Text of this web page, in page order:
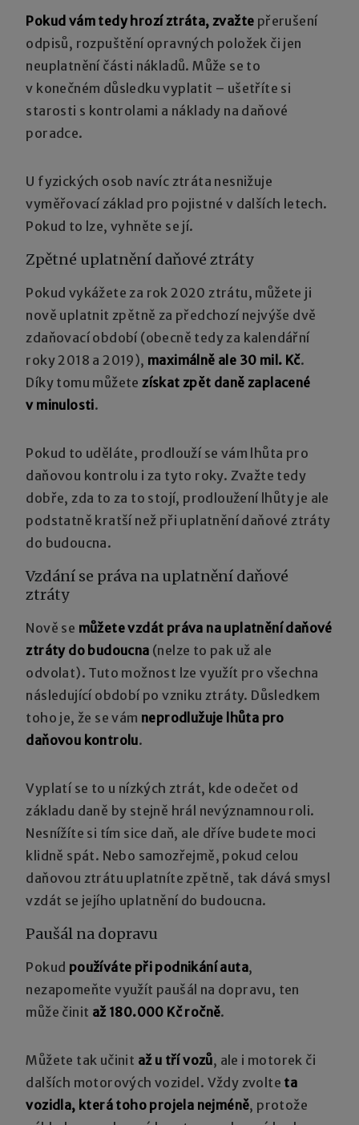
Pokud vám tedy hrozí ztráta, zvažte přerušení
odpisů, rozpuštění opravných položek či jen
neuplatnění části nákladů. Může se to
v konečném důsledku vyplatit – ušetříte si
starosti s kontrolami a náklady na daňové
poradce.
U fyzických osob navíc ztráta nesnižuje
vyměřovací základ pro pojistné v dalších letech.
Pokud to lze, vyhněte se jí.
Zpětné uplatnění daňové ztráty
Pokud vykážete za rok 2020 ztrátu, můžete ji
nově uplatnit zpětně za předchozí nejvýše dvě
zdaňovací období (obecně tedy za kalendářní
roky 2018 a 2019), maximálně ale 30 mil. Kč.
Díky tomu můžetezískat zpět daně zaplacené
v minulosti.
Pokud to uděláte, prodlouží se vám lhůta pro
daňovou kontrolu i za tyto roky. Zvažte tedy
dobře, zda to za to stojí, prodloužení lhůty je ale
podstatně kratší než při uplatnění daňové ztráty
do budoucna.
Vzdání se práva na uplatnění daňové
ztráty
Nově se můžete vzdát práva na uplatnění daňové
ztráty do budoucna (nelze to pak už ale
odvolat). Tuto možnost lze využít pro všechna
následující období po vzniku ztráty. Důsledkem
toho je, že se vám neprodlužuje lhůta pro
daňovou kontrolu.
Vyplatí se to u nízkých ztrát, kde odečet od
základu daně by stejně hrál nevýznamnou roli.
Nesnížíte si tím sice daň, ale dříve budete moci
klidně spát. Nebo samozřejmě, pokud celou
daňovou ztrátu uplatníte zpětně, tak dává smysl
vzdát se jejího uplatnění do budoucna.
Paušál na dopravu
Pokud používáte při podnikání auta,
nezapomeňte využít paušál na dopravu, ten
může činit až 180.000 Kč ročně.
Můžete tak učinit až u tří vozů, ale i motorek či
dalších motorových vozidel. Vždy zvolte ta
vozidla, která toho projela nejméně, protože